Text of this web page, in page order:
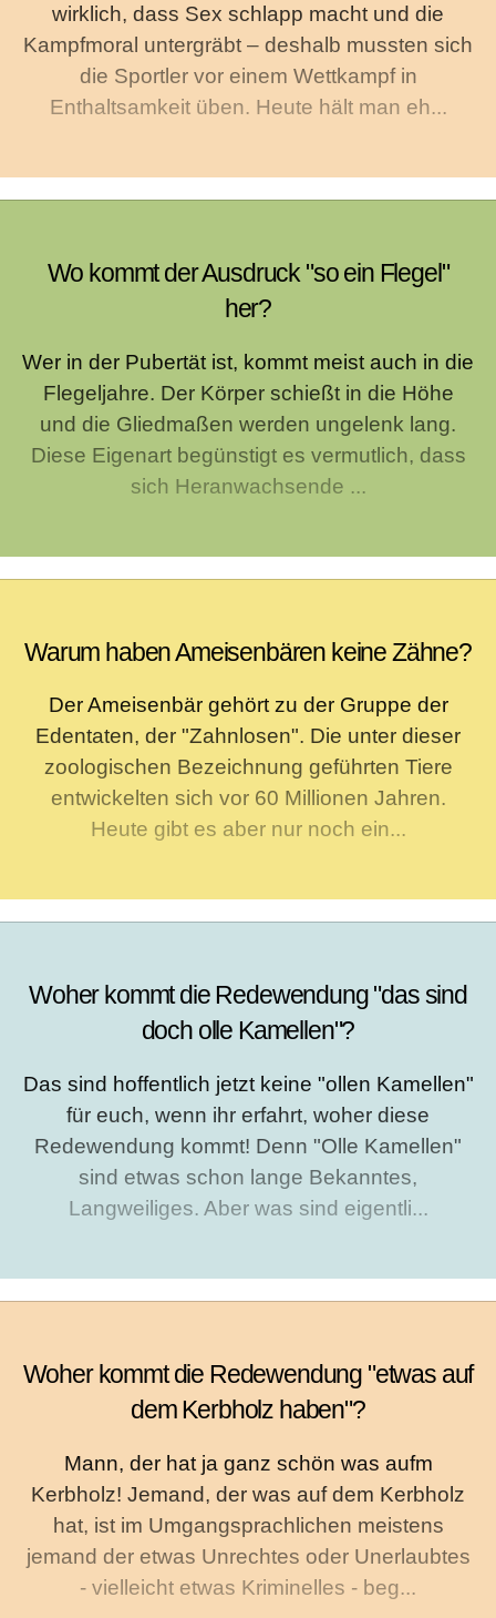
wirklich, dass Sex schlapp macht und die
Kampfmoral untergräbt – deshalb mussten sich
die Sportler vor einem Wettkampf in
Enthaltsamkeit üben. Heute hält man eh...
Wo kommt der Ausdruck "so ein Flegel"
her?
Wer in der Pubertät ist, kommt meist auch in die
Flegeljahre. Der Körper schießt in die Höhe
und die Gliedmaßen werden ungelenk lang.
Diese Eigenart begünstigt es vermutlich, dass
sich Heranwachsende ...
Warum haben Ameisenbären keine Zähne?
Der Ameisenbär gehört zu der Gruppe der
Edentaten, der "Zahnlosen". Die unter dieser
zoologischen Bezeichnung geführten Tiere
entwickelten sich vor 60 Millionen Jahren.
Heute gibt es aber nur noch ein...
Woher kommt die Redewendung "das sind
doch olle Kamellen"?
Das sind hoffentlich jetzt keine "ollen Kamellen"
für euch, wenn ihr erfahrt, woher diese
Redewendung kommt! Denn "Olle Kamellen"
sind etwas schon lange Bekanntes,
Langweiliges. Aber was sind eigentli...
Woher kommt die Redewendung "etwas auf
dem Kerbholz haben"?
Mann, der hat ja ganz schön was aufm
Kerbholz! Jemand, der was auf dem Kerbholz
hat, ist im Umgangsprachlichen meistens
jemand der etwas Unrechtes oder Unerlaubtes
- vielleicht etwas Kriminelles - beg...